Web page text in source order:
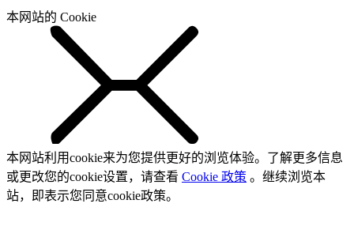
本网站的 Cookie
本网站利用cookie来为您提供更好的浏览体验。了解更多信息
或更改您的cookie设置，请查看 Cookie 政策 。继续浏览本
站，即表示您同意cookie政策。